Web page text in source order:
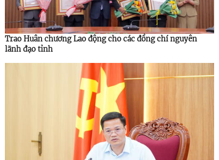
Trao Huân chương Lao động cho các đồng chí nguyên
lãnh đạo tỉnh